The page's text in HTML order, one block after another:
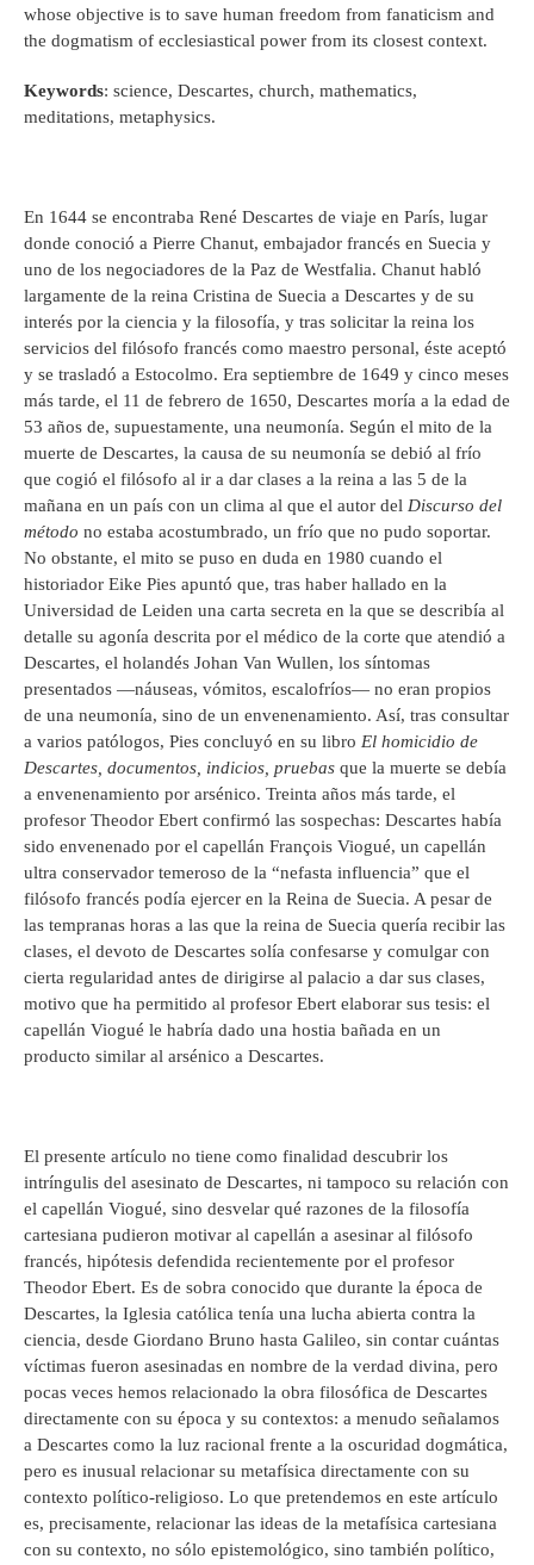
whose objective is to save human freedom from fanaticism and
the dogmatism of ecclesiastical power from its closest context.
Keywords: science, Descartes, church, mathematics,
meditations, metaphysics.
En 1644 se encontraba René Descartes de viaje en París, lugar
donde conoció a Pierre Chanut, embajador francés en Suecia y
uno de los negociadores de la Paz de Westfalia. Chanut habló
largamente de la reina Cristina de Suecia a Descartes y de su
interés por la ciencia y la filosofía, y tras solicitar la reina los
servicios del filósofo francés como maestro personal, éste aceptó
y se trasladó a Estocolmo. Era septiembre de 1649 y cinco meses
más tarde, el 11 de febrero de 1650, Descartes moría a la edad de
53 años de, supuestamente, una neumonía. Según el mito de la
muerte de Descartes, la causa de su neumonía se debió al frío
que cogió el filósofo al ir a dar clases a la reina a las 5 de la
mañana en un país con un clima al que el autor del Discurso del
método no estaba acostumbrado, un frío que no pudo soportar.
No obstante, el mito se puso en duda en 1980 cuando el
historiador Eike Pies apuntó que, tras haber hallado en la
Universidad de Leiden una carta secreta en la que se describía al
detalle su agonía descrita por el médico de la corte que atendió a
Descartes, el holandés Johan Van Wullen, los síntomas
presentados —náuseas, vómitos, escalofríos— no eran propios
de una neumonía, sino de un envenenamiento. Así, tras consultar
a varios patólogos, Pies concluyó en su libro El homicidio de
Descartes, documentos, indicios, pruebas que la muerte se debía
a envenenamiento por arsénico. Treinta años más tarde, el
profesor Theodor Ebert confirmó las sospechas: Descartes había
sido envenenado por el capellán François Viogué, un capellán
ultra conservador temeroso de la “nefasta influencia” que el
filósofo francés podía ejercer en la Reina de Suecia. A pesar de
las tempranas horas a las que la reina de Suecia quería recibir las
clases, el devoto de Descartes solía confesarse y comulgar con
cierta regularidad antes de dirigirse al palacio a dar sus clases,
motivo que ha permitido al profesor Ebert elaborar sus tesis: el
capellán Viogué le habría dado una hostia bañada en un
producto similar al arsénico a Descartes.
El presente artículo no tiene como finalidad descubrir los
intríngulis del asesinato de Descartes, ni tampoco su relación con
el capellán Viogué, sino desvelar qué razones de la filosofía
cartesiana pudieron motivar al capellán a asesinar al filósofo
francés, hipótesis defendida recientemente por el profesor
Theodor Ebert. Es de sobra conocido que durante la época de
Descartes, la Iglesia católica tenía una lucha abierta contra la
ciencia, desde Giordano Bruno hasta Galileo, sin contar cuántas
víctimas fueron asesinadas en nombre de la verdad divina, pero
pocas veces hemos relacionado la obra filosófica de Descartes
directamente con su época y su contextos: a menudo señalamos
a Descartes como la luz racional frente a la oscuridad dogmática,
pero es inusual relacionar su metafísica directamente con su
contexto político-religioso. Lo que pretendemos en este artículo
es, precisamente, relacionar las ideas de la metafísica cartesiana
con su contexto, no sólo epistemológico, sino también político,